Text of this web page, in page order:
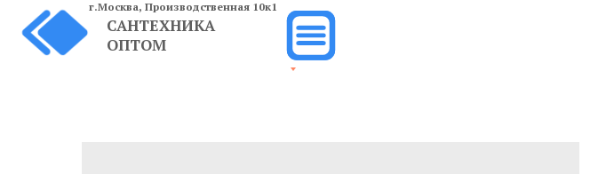
САНТЕХНИКА
ОПТОМ
г.Москва, Производственная 10к1